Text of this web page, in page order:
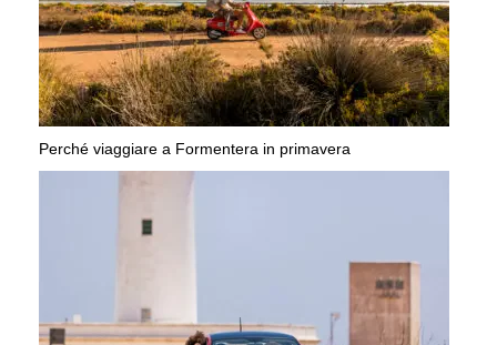
Perché viaggiare a Formentera in primavera